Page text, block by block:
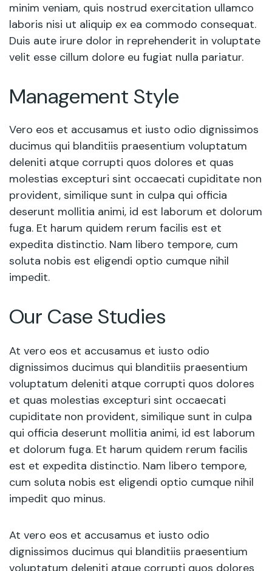
minim veniam, quis nostrud exercitation ullamco
laboris nisi ut aliquip ex ea commodo consequat.
Duis aute irure dolor in reprehenderit in voluptate
velit esse cillum dolore eu fugiat nulla pariatur.
Management Style
Vero eos et accusamus et iusto odio dignissimos
ducimus qui blanditiis praesentium voluptatum
deleniti atque corrupti quos dolores et quas
molestias excepturi sint occaecati cupiditate non
provident, similique sunt in culpa qui officia
deserunt mollitia animi, id est laborum et dolorum
fuga. Et harum quidem rerum facilis est et
expedita distinctio. Nam libero tempore, cum
soluta nobis est eligendi optio cumque nihil
impedit.
Our Case Studies
At vero eos et accusamus et iusto odio
dignissimos ducimus qui blanditiis praesentium
voluptatum deleniti atque corrupti quos dolores
et quas molestias excepturi sint occaecati
cupiditate non provident, similique sunt in culpa
qui officia deserunt mollitia animi, id est laborum
et dolorum fuga. Et harum quidem rerum facilis
est et expedita distinctio. Nam libero tempore,
cum soluta nobis est eligendi optio cumque nihil
impedit quo minus.
At vero eos et accusamus et iusto odio
dignissimos ducimus qui blanditiis praesentium